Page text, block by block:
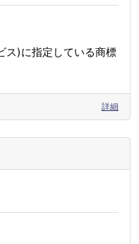
ス)に指定している商標
詳細